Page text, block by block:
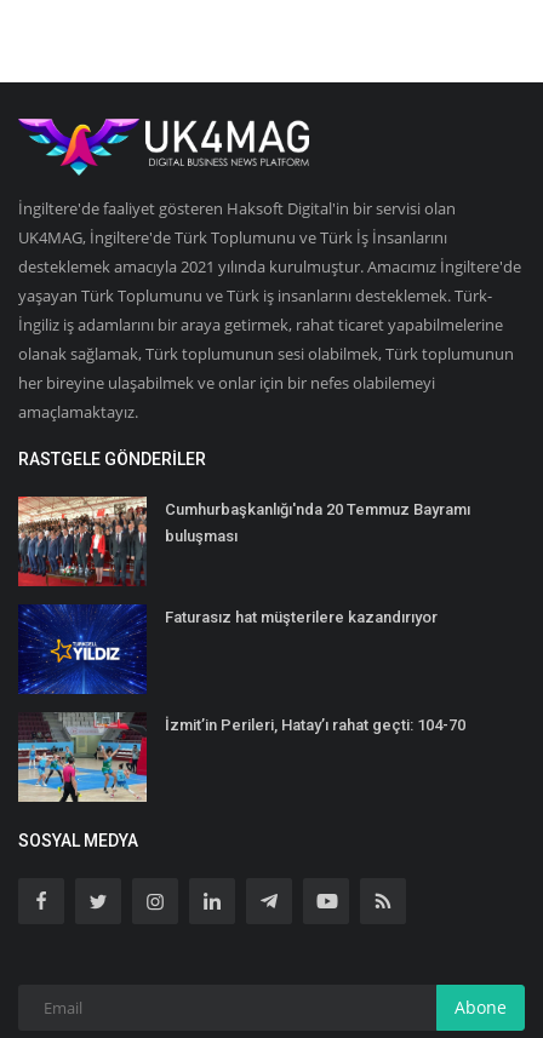
İngiltere'de faaliyet gösteren Haksoft Digital'in bir servisi olan
UK4MAG, İngiltere'de Türk Toplumunu ve Türk İş İnsanlarını
desteklemek amacıyla 2021 yılında kurulmuştur. Amacımız İngiltere'de
yaşayan Türk Toplumunu ve Türk iş insanlarını desteklemek. Türk-
İngiliz iş adamlarını bir araya getirmek, rahat ticaret yapabilmelerine
olanak sağlamak, Türk toplumunun sesi olabilmek, Türk toplumunun
her bireyine ulaşabilmek ve onlar için bir nefes olabilemeyi
amaçlamaktayız.
RASTGELE GÖNDERILER
Cumhurbaşkanlığı'nda 20 Temmuz Bayramı
buluşması
Faturasız hat müşterilere kazandırıyor
İzmit’in Perileri, Hatay’ı rahat geçti: 104-70
SOSYAL MEDYA
Abone